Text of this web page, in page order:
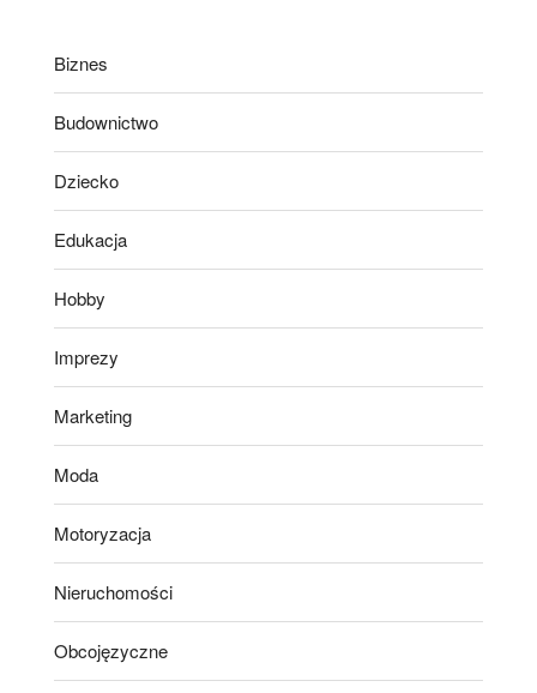
Biznes
Budownictwo
Dziecko
Edukacja
Hobby
Imprezy
Marketing
Moda
Motoryzacja
Nieruchomości
Obcojęzyczne